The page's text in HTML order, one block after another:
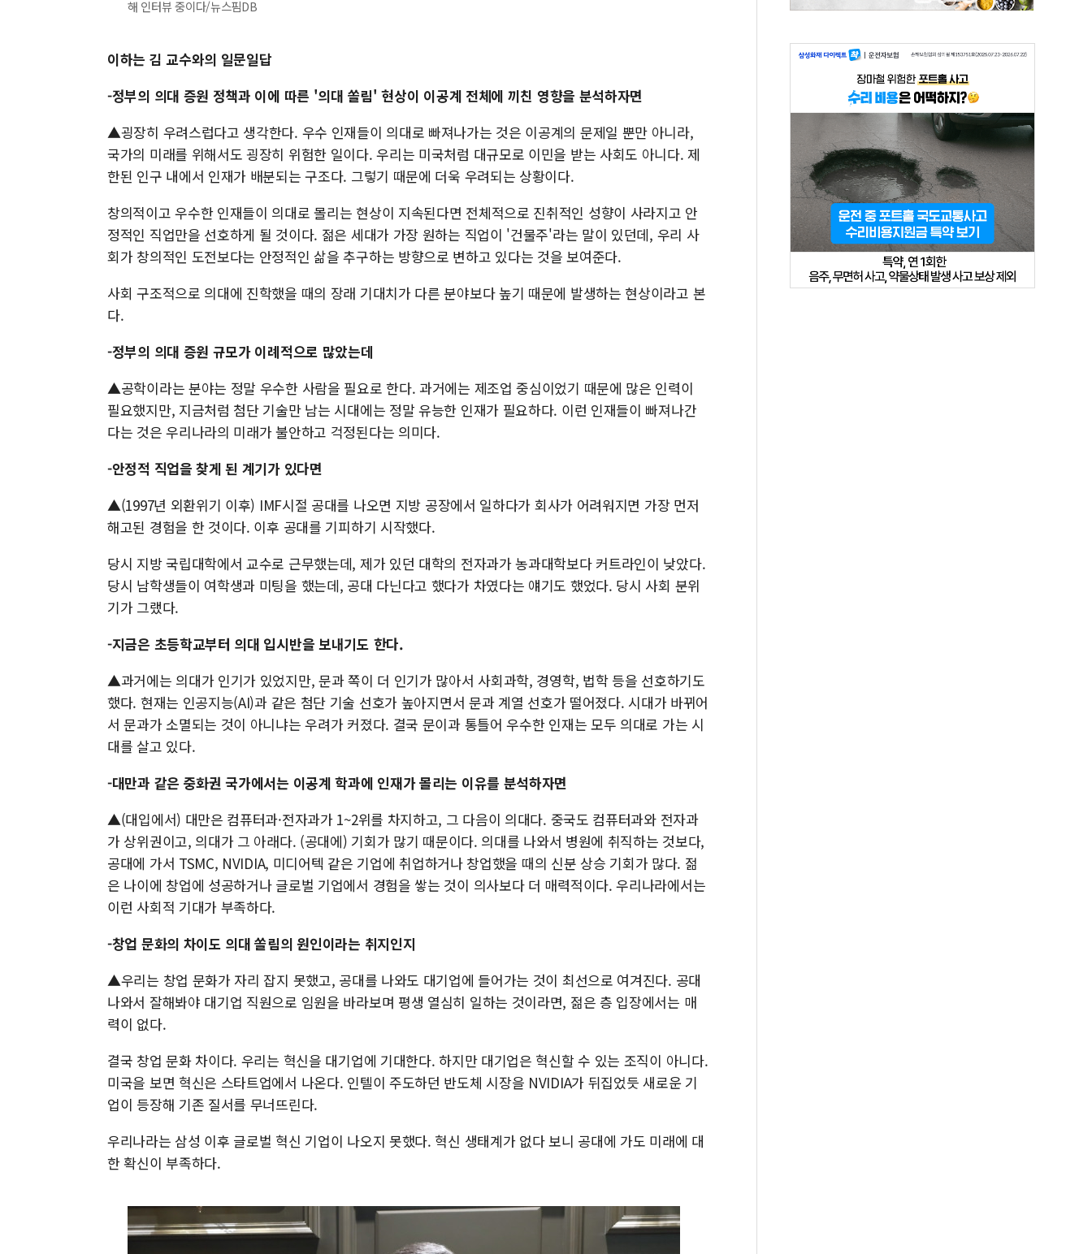
해 인터뷰 중이다/뉴스핌DB
이하는 김 교수와의 일문일답
-정부의 의대 증원 정책과 이에 따른 '의대 쏠림' 현상이 이공계 전체에 끼친 영향을 분석하자면
▲굉장히 우려스럽다고 생각한다. 우수 인재들이 의대로 빠져나가는 것은 이공계의 문제일 뿐만 아니라,
국가의 미래를 위해서도 굉장히 위험한 일이다. 우리는 미국처럼 대규모로 이민을 받는 사회도 아니다. 제
한된 인구 내에서 인재가 배분되는 구조다. 그렇기 때문에 더욱 우려되는 상황이다.
창의적이고 우수한 인재들이 의대로 몰리는 현상이 지속된다면 전체적으로 진취적인 성향이 사라지고 안
정적인 직업만을 선호하게 될 것이다. 젊은 세대가 가장 원하는 직업이 '건물주'라는 말이 있던데, 우리 사
회가 창의적인 도전보다는 안정적인 삶을 추구하는 방향으로 변하고 있다는 것을 보여준다.
사회 구조적으로 의대에 진학했을 때의 장래 기대치가 다른 분야보다 높기 때문에 발생하는 현상이라고 본
다.
-정부의 의대 증원 규모가 이례적으로 많았는데
▲공학이라는 분야는 정말 우수한 사람을 필요로 한다. 과거에는 제조업 중심이었기 때문에 많은 인력이
필요했지만, 지금처럼 첨단 기술만 남는 시대에는 정말 유능한 인재가 필요하다. 이런 인재들이 빠져나간
다는 것은 우리나라의 미래가 불안하고 걱정된다는 의미다.
-안정적 직업을 찾게 된 계기가 있다면
▲(1997년 외환위기 이후) IMF시절 공대를 나오면 지방 공장에서 일하다가 회사가 어려워지면 가장 먼저
해고된 경험을 한 것이다. 이후 공대를 기피하기 시작했다.
당시 지방 국립대학에서 교수로 근무했는데, 제가 있던 대학의 전자과가 농과대학보다 커트라인이 낮았다.
당시 남학생들이 여학생과 미팅을 했는데, 공대 다닌다고 했다가 차였다는 얘기도 했었다. 당시 사회 분위
기가 그랬다.
-지금은 초등학교부터 의대 입시반을 보내기도 한다.
▲과거에는 의대가 인기가 있었지만, 문과 쪽이 더 인기가 많아서 사회과학, 경영학, 법학 등을 선호하기도
했다. 현재는 인공지능(AI)과 같은 첨단 기술 선호가 높아지면서 문과 계열 선호가 떨어졌다. 시대가 바뀌어
서 문과가 소멸되는 것이 아니냐는 우려가 커졌다. 결국 문이과 통틀어 우수한 인재는 모두 의대로 가는 시
대를 살고 있다.
-대만과 같은 중화권 국가에서는 이공계 학과에 인재가 몰리는 이유를 분석하자면
▲(대입에서) 대만은 컴퓨터과·전자과가 1~2위를 차지하고, 그 다음이 의대다. 중국도 컴퓨터과와 전자과
가 상위권이고, 의대가 그 아래다. (공대에) 기회가 많기 때문이다. 의대를 나와서 병원에 취직하는 것보다,
공대에 가서 TSMC, NVIDIA, 미디어텍 같은 기업에 취업하거나 창업했을 때의 신분 상승 기회가 많다. 젊
은 나이에 창업에 성공하거나 글로벌 기업에서 경험을 쌓는 것이 의사보다 더 매력적이다. 우리나라에서는
이런 사회적 기대가 부족하다.
-창업 문화의 차이도 의대 쏠림의 원인이라는 취지인지
▲우리는 창업 문화가 자리 잡지 못했고, 공대를 나와도 대기업에 들어가는 것이 최선으로 여겨진다. 공대
나와서 잘해봐야 대기업 직원으로 임원을 바라보며 평생 열심히 일하는 것이라면, 젊은 층 입장에서는 매
력이 없다.
결국 창업 문화 차이다. 우리는 혁신을 대기업에 기대한다. 하지만 대기업은 혁신할 수 있는 조직이 아니다.
미국을 보면 혁신은 스타트업에서 나온다. 인텔이 주도하던 반도체 시장을 NVIDIA가 뒤집었듯 새로운 기
업이 등장해 기존 질서를 무너뜨린다.
우리나라는 삼성 이후 글로벌 혁신 기업이 나오지 못했다. 혁신 생태계가 없다 보니 공대에 가도 미래에 대
한 확신이 부족하다.